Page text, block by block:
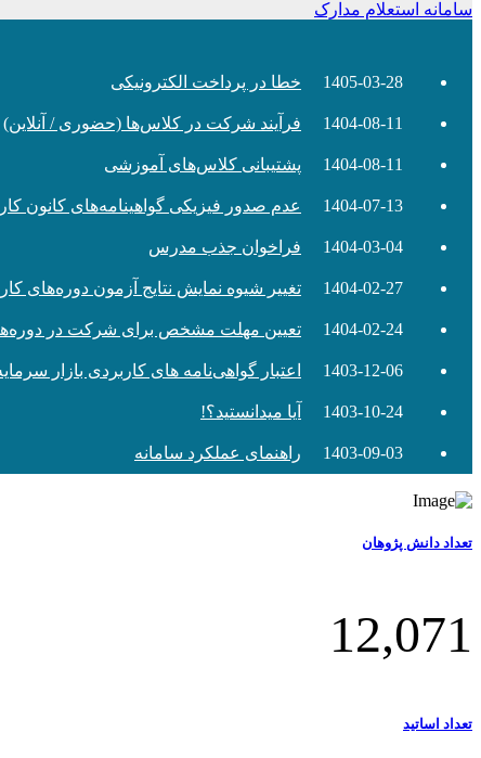
سامانه استعلام مدارک
خطا در پرداخت الکترونیکی
فرآیند شرکت در کلاس‌ها (حضوری / آنلاین)
پشتیبانی کلاس‌های آموزشی
عدم صدور فیزیکی گواهینامه‌های کانون
فراخوان جذب مدرس
تغییر شیوه نمایش نتایج آزمون دوره‌های
تعیین مهلت مشخص برای شرکت در
اعتبار گواهی‌نامه های کاربردی بازار
آیا میدانستید؟!
راهنمای عملکرد سامانه
تعداد دانش پژوهان
12,071
تعداد اساتید